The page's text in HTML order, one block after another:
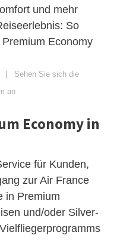
und mehr
So
Economy
| Sehen Sie sich die
an
Economy in
für Kunden,
zur Air France
in Premium
und/oder Silver-